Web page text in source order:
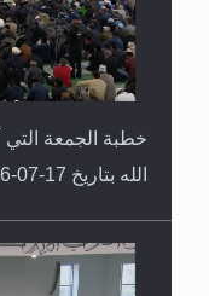
خطبة الجمعة التي
الله بتاريخ 17-07-2026